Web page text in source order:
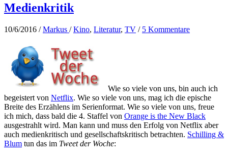
Michael
Pollan
Kochen
Medienkritik
10/6/2016 /Markus /Kino, Literatur, TV / 5 Kommentare
Wie so viele von uns, bin auch ich
begeistert von Netflix. Wie so viele von uns, mag ich die epische
Breite des Erzählens im Serienformat. Wie so viele von uns, freue
ich mich, dass bald die 4. Staffel von Orange is the New Black
ausgestrahlt wird. Man kann und muss den Erfolg von Netflix aber
auch medienkritisch und gesellschaftskritisch betrachten. Schilling &
Blum tun das im Tweet der Woche: